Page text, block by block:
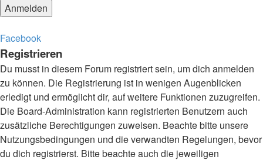
Facebook
Registrieren
Du musst in diesem Forum registriert sein, um dich anmelden
zu können. Die Registrierung ist in wenigen Augenblicken
erledigt und ermöglicht dir, auf weitere Funktionen zuzugreifen.
Die Board-Administration kann registrierten Benutzern auch
zusätzliche Berechtigungen zuweisen. Beachte bitte unsere
Nutzungsbedingungen und die verwandten Regelungen, bevor
du dich registrierst. Bitte beachte auch die jeweiligen